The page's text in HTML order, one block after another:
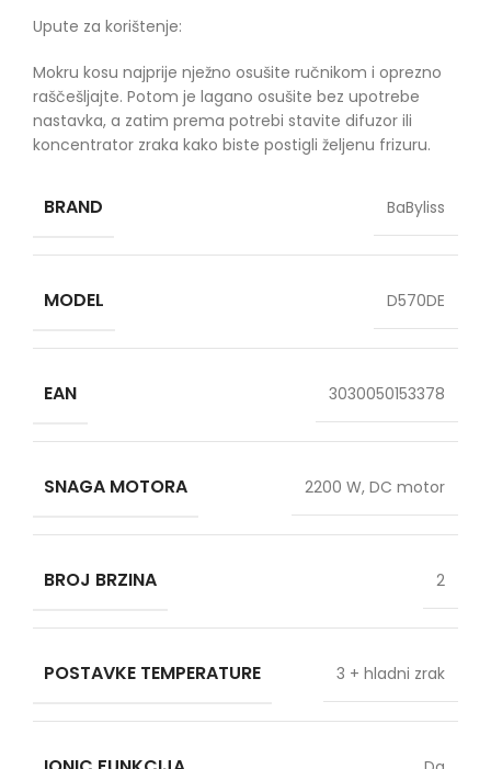
Upute za korištenje:
Mokru kosu najprije nježno osušite ručnikom i oprezno
raščešljajte. Potom je lagano osušite bez upotrebe
nastavka, a zatim prema potrebi stavite difuzor ili
koncentrator zraka kako biste postigli željenu frizuru.
BRAND BaByliss
MODEL D570DE
EAN 3030050153378
SNAGA MOTORA 2200 W, DC motor
BROJ BRZINA 2
POSTAVKE TEMPERATURE 3 + hladni zrak